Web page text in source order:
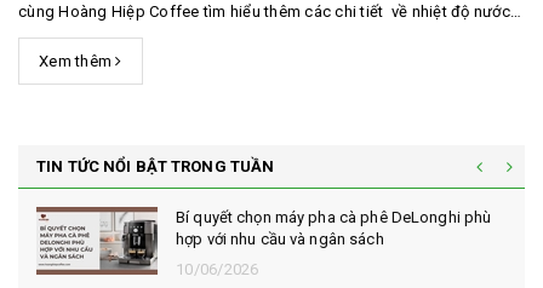
cùng Hoàng Hiệp Coffee tìm hiểu thêm các chi tiết về nhiệt độ nước
lý tưởng trong bài viết dưới đây nhé. 1. Tại sao chúng ta lại phải chú ý
đến nhiệ...
Xem thêm
TIN TỨC NỔI BẬT TRONG TUẦN
Bí quyết chọn máy pha cà phê DeLonghi phù
hợp với nhu cầu và ngân sách
10/06/2026